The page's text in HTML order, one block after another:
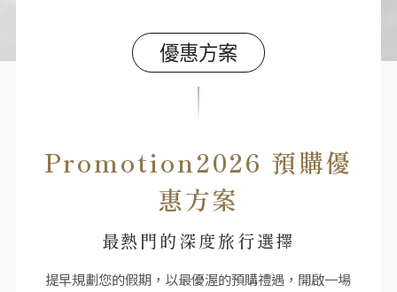
優惠方案
Promotion2026 預購優
惠方案
最熱門的深度旅行選擇
提早規劃您的假期，以最優渥的預購禮遇，開啟一場